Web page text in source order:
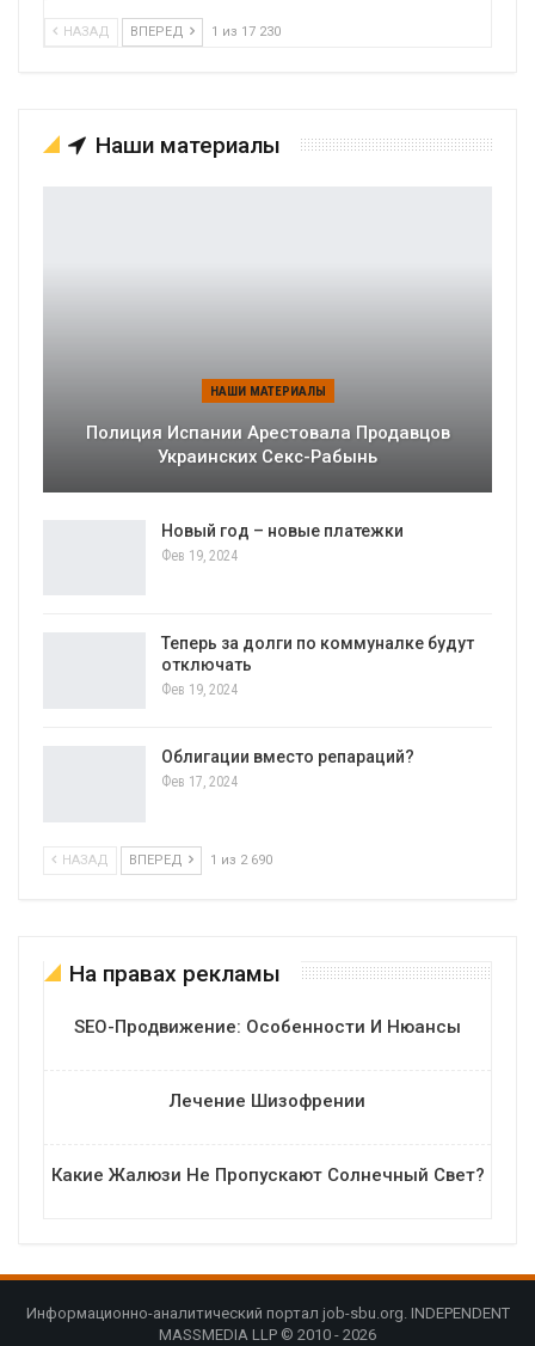
НАЗАД ВПЕРЕД 1 из 17 230
Наши материалы
НАШИ МАТЕРИАЛЫ
Полиция Испании Арестовала Продавцов
Украинских Секс-Рабынь
Новый год – новые платежки
Фев 19, 2024
Теперь за долги по коммуналке будут
отключать
Фев 19, 2024
Облигации вместо репараций?
Фев 17, 2024
НАЗАД ВПЕРЕД 1 из 2 690
На правах рекламы
SEO-Продвижение: Особенности И Нюансы
Лечение Шизофрении
Какие Жалюзи Не Пропускают Солнечный Свет?
Информационно-аналитический портал job-sbu.org. INDEPENDENT
MASSMEDIA LLP © 2010 - 2026